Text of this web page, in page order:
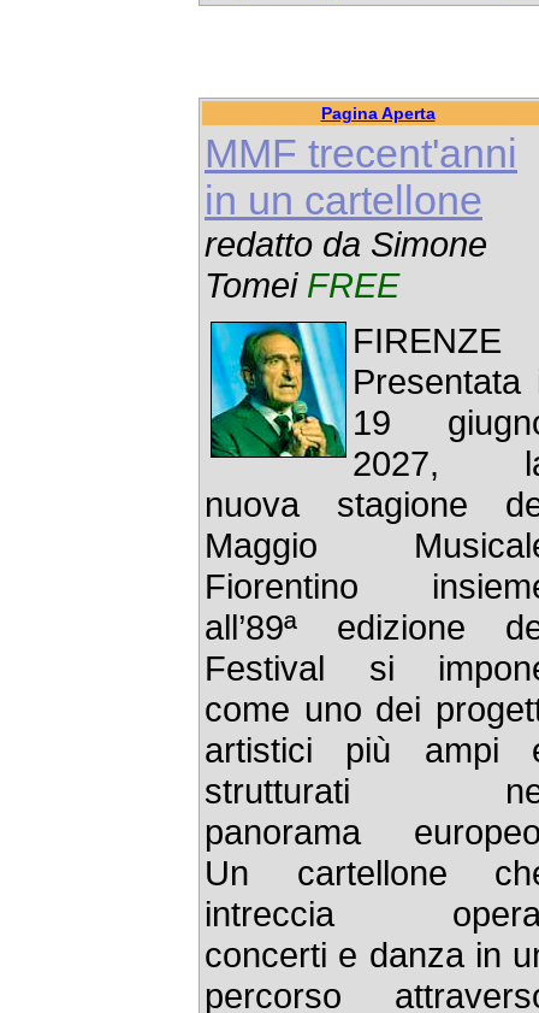
Pagina Aperta
MMF trecent'anni
in un cartellone
redatto da Simone
Tomei FREE
FIRENZE
Presentata
19
2027,
nuova stagione
Maggio
Fiorentino
all’89ª edizione
Festival si
come uno dei
artistici più ampi
strutturati
panorama
Un cartellone
intreccia
concerti e danza in
percorso